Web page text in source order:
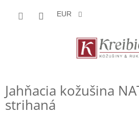
EUR
Jahňacia kožušina
strihaná